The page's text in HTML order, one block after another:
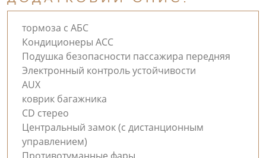
тормоза с АБС
Кондиционеры ACC
Подушка безопасности пассажира передняя
Электронный контроль устойчивости
AUX
коврик багажника
CD стерео
Центральный замок (с дистанционным
управлением)